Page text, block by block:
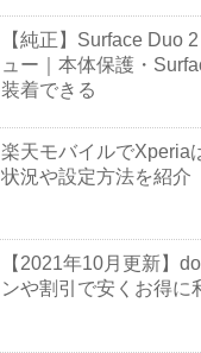
【純正】Surface Duo
ュー｜本体保護・
装着できる
楽天モバイルでXperia
状況や設定方法を紹介
【2021年10月更新】
ンや割引で安くお得に